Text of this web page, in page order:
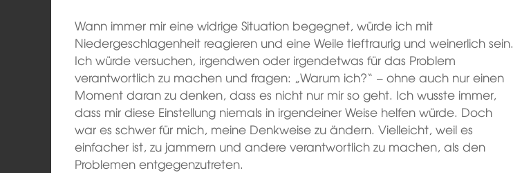
Wann immer mir eine widrige Situation begegnet, würde ich mit
Niedergeschlagenheit reagieren und eine Weile tieftraurig und weinerlich sein.
Ich würde versuchen, irgendwen oder irgendetwas für das Problem
verantwortlich zu machen und fragen: „Warum ich?“ – ohne auch nur einen
Moment daran zu denken, dass es nicht nur mir so geht. Ich wusste immer,
dass mir diese Einstellung niemals in irgendeiner Weise helfen würde. Doch
war es schwer für mich, meine Denkweise zu ändern. Vielleicht, weil es
einfacher ist, zu jammern und andere verantwortlich zu machen, als den
Problemen entgegenzutreten.